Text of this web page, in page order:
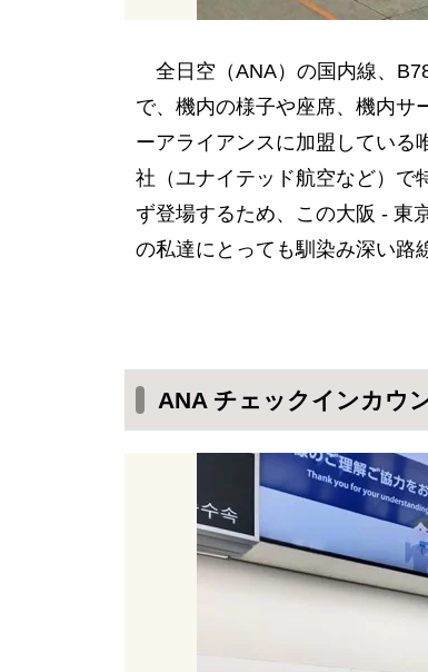
全日空（ANA）の国内線、
で、機内の様子や座席、機内サ
ーアライアンスに加盟している
社（ユナイテッド航空など）で
ず登場するため、この大阪 - 東
の私達にとっても馴染み深い路
ANA チェックインカウ